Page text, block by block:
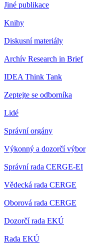
Jiné publikace
Knihy
Diskusní materiály
Archív Research in Brief
IDEA Think Tank
Zeptejte se odborníka
Lidé
Správní orgány
Výkonný a dozorčí výbor
Správní rada CERGE-EI
Vědecká rada CERGE
Oborová rada CERGE
Dozorčí rada EKÚ
Rada EKÚ